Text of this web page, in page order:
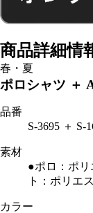
商品詳細情
春・夏
ポロシャツ ＋
品番
S-3695 ＋ S-
素材
●ポロ：ポリ
ト：ポリエ
カラー